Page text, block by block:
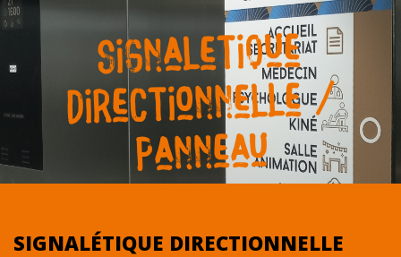
Signaletique
directionnelle /
Panneau
SIGNALÉTIQUE DIRECTIONNELLE